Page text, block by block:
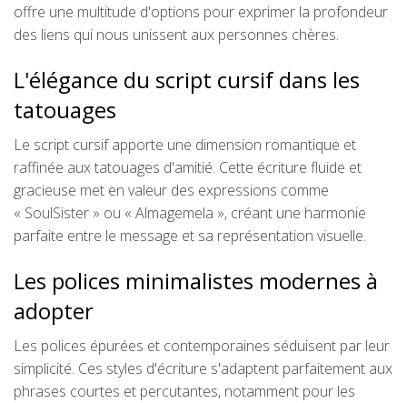
offre une multitude d'options pour exprimer la profondeur
des liens qui nous unissent aux personnes chères.
L'élégance du script cursif dans les
tatouages
Le script cursif apporte une dimension romantique et
raffinée aux tatouages d'amitié. Cette écriture fluide et
gracieuse met en valeur des expressions comme
« SoulSister » ou « Almagemela », créant une harmonie
parfaite entre le message et sa représentation visuelle.
Les polices minimalistes modernes à
adopter
Les polices épurées et contemporaines séduisent par leur
simplicité. Ces styles d'écriture s'adaptent parfaitement aux
phrases courtes et percutantes, notamment pour les